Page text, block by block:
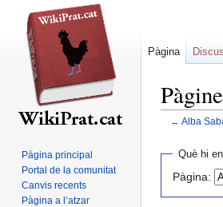
← Alba
Jump
navigation
Jump
search
Què hi
Pàgina:
Pàgina
Pàgina principal
Portal de la comunitat
Canvis recents
Pàgina a l’atzar